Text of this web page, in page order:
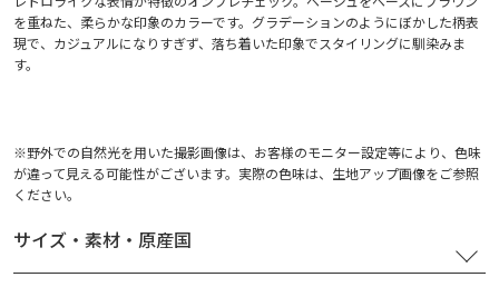
を重ねた、柔らかな印象のカラーです。グラデーションのようにぼかした柄表
現で、カジュアルになりすぎず、落ち着いた印象でスタイリングに馴染みま
す。
※野外での自然光を用いた撮影画像は、お客様のモニター設定等により、色味
が違って見える可能性がございます。実際の色味は、生地アップ画像をご参照
ください。
サイズ・素材・原産国